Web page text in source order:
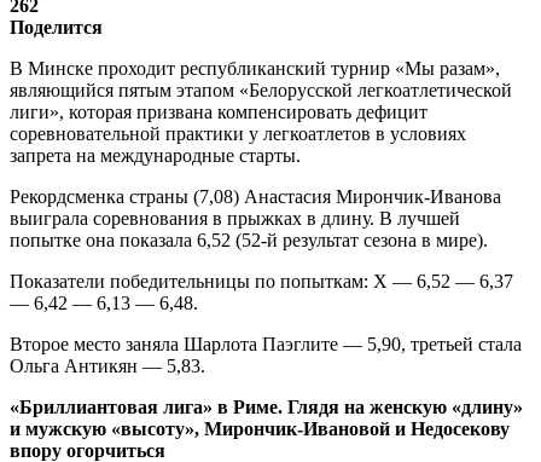
262
Поделится
В Минске проходит республиканский турнир «Мы разам»,
являющийся пятым этапом «Белорусской легкоатлетической
лиги», которая призвана компенсировать дефицит
соревновательной практики у легкоатлетов в условиях
запрета на международные старты.
Рекордсменка страны (7,08) Анастасия Мирончик-Иванова
выиграла соревнования в прыжках в длину. В лучшей
попытке она показала 6,52 (52-й результат сезона в мире).
Показатели победительницы по попыткам: Х — 6,52 — 6,37
— 6,42 — 6,13 — 6,48.
Второе место заняла Шарлота Паэглите — 5,90, третьей стала
Ольга Антикян — 5,83.
«Бриллиантовая лига» в Риме. Глядя на женскую «длину»
и мужскую «высоту», Мирончик-Ивановой и Недосекову
впору огорчиться